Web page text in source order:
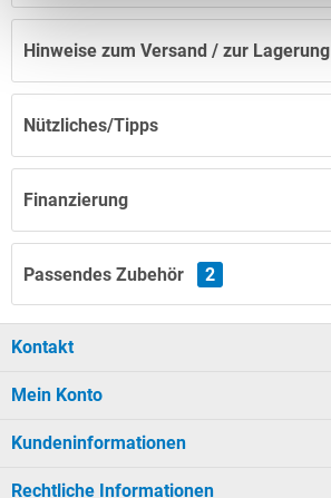
Finanzierung
Hinweise zum Versand / zur Lagerung
Nützliches/Tipps
Passendes Zubehör 2
Kontakt
Mein Konto
Kundeninformationen
Rechtliche Informationen